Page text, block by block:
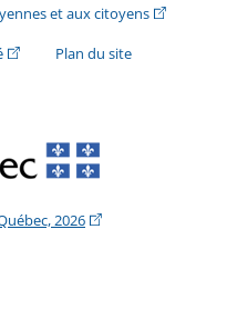
et aux citoyens(Cet
(Cet hyperlien externe s'ouvrira
Plan du site
2026(Cet hyperlien